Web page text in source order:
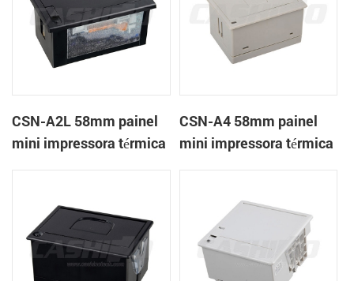
CSN-A2L 58mm painel
mini impressora térmica
CSN-A4 58mm painel
mini impressora térmica